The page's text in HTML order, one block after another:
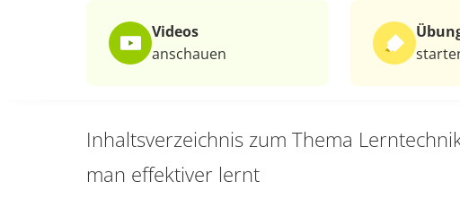
Videos
anschauen
Inhaltsverzeichnis zum Thema
man effektiver lernt